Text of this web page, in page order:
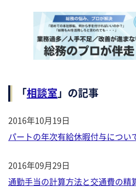
「相談室」の記事
2016年10月19日
パートの年次有給休暇付与につい
2016年09月29日
通勤手当の計算方法と交通費の精